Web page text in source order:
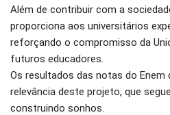
Além de contribuir com a
proporciona aos universitários
reforçando o compromisso da
futuros educadores.
Os resultados das notas do Enem
relevância deste projeto, que
construindo sonhos.